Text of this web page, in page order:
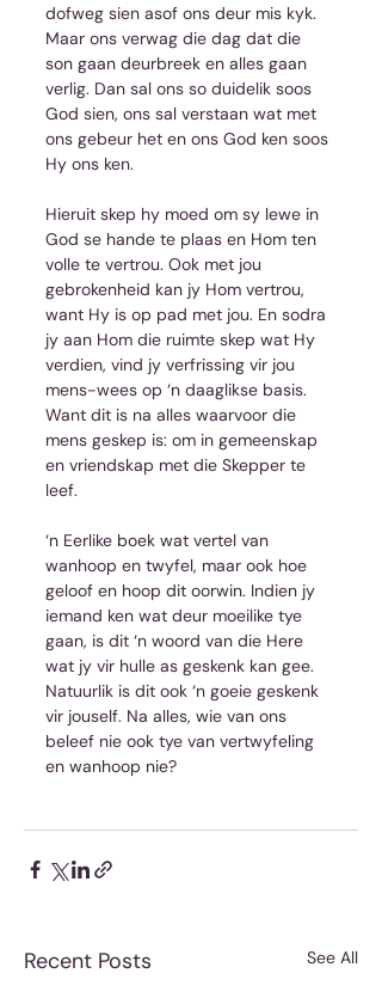
dofweg sien asof ons deur mis kyk.
Maar ons verwag die dag dat die
son gaan deurbreek en alles gaan
verlig. Dan sal ons so duidelik soos
God sien, ons sal verstaan wat met
ons gebeur het en ons God ken soos
Hy ons ken.
Hieruit skep hy moed om sy lewe in
God se hande te plaas en Hom ten
volle te vertrou. Ook met jou
gebrokenheid kan jy Hom vertrou,
want Hy is op pad met jou. En sodra
jy aan Hom die ruimte skep wat Hy
verdien, vind jy verfrissing vir jou
mens-wees op ‘n daaglikse basis.
Want dit is na alles waarvoor die
mens geskep is: om in gemeenskap
en vriendskap met die Skepper te
leef.
‘n Eerlike boek wat vertel van
wanhoop en twyfel, maar ook hoe
geloof en hoop dit oorwin. Indien jy
iemand ken wat deur moeilike tye
gaan, is dit ‘n woord van die Here
wat jy vir hulle as geskenk kan gee.
Natuurlik is dit ook ‘n goeie geskenk
vir jouself. Na alles, wie van ons
beleef nie ook tye van vertwyfeling
en wanhoop nie?
Recent Posts See All